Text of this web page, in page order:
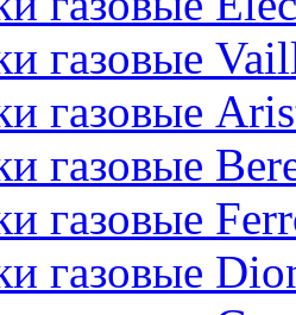
газовые
газовые
газовые
газовые
газовые